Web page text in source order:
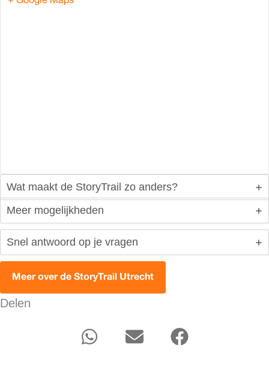
Wat maakt de StoryTrail zo anders?
Meer mogelijkheden
Snel antwoord op je vragen
Meer over de StoryTrail Utrecht
Delen